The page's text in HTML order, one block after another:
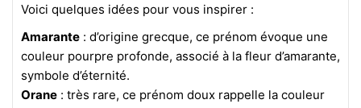
Voici quelques idées pour vous inspirer :
Amarante : d’origine grecque, ce prénom évoque une
couleur pourpre profonde, associé à la fleur d’amarante,
symbole d’éternité.
Orane : très rare, ce prénom doux rappelle la couleur